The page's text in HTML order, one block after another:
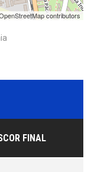
contributors
FINAL